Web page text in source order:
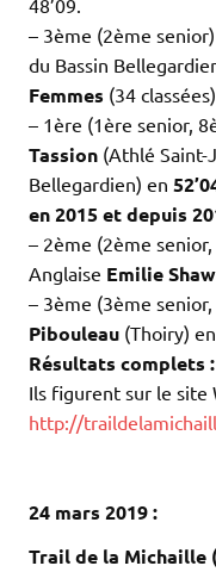
48’09.
– 3ème (2ème
du Bassin
Femmes (34
– 1ère (1ère senior,
Tassion (Athlé Saint-
Bellegardien) en
en 2015 et depuis
– 2ème (2ème
Anglaise Emilie Shaw
– 3ème (3ème
Pibouleau (Thoiry)
Résultats complets :
Ils figurent sur le site
http://
24 mars 2019 :
Trail de la Michaille